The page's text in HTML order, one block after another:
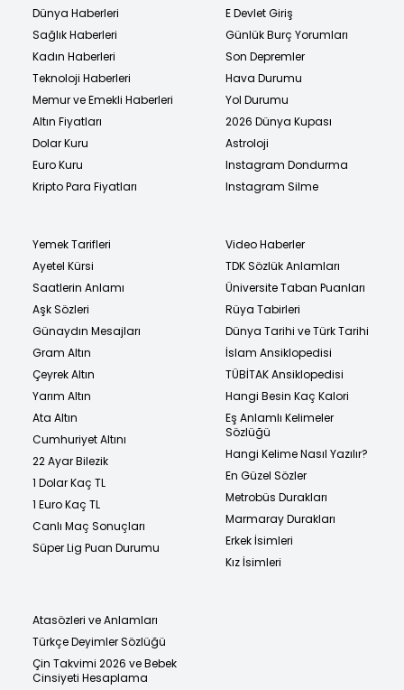
Dünya Haberleri
Sağlık Haberleri
Kadın Haberleri
Teknoloji Haberleri
Memur ve Emekli Haberleri
Altın Fiyatları
Dolar Kuru
Euro Kuru
Kripto Para Fiyatları
E Devlet Giriş
Günlük Burç Yorumları
Son Depremler
Hava Durumu
Yol Durumu
2026 Dünya Kupası
Astroloji
Instagram Dondurma
Instagram Silme
Yemek Tarifleri
Ayetel Kürsi
Saatlerin Anlamı
Aşk Sözleri
Günaydın Mesajları
Gram Altın
Çeyrek Altın
Yarım Altın
Ata Altın
Cumhuriyet Altını
22 Ayar Bilezik
1 Dolar Kaç TL
1 Euro Kaç TL
Canlı Maç Sonuçları
Süper Lig Puan Durumu
Video Haberler
TDK Sözlük Anlamları
Üniversite Taban Puanları
Rüya Tabirleri
Dünya Tarihi ve Türk Tarihi
İslam Ansiklopedisi
TÜBİTAK Ansiklopedisi
Hangi Besin Kaç Kalori
Eş Anlamlı Kelimeler
Sözlüğü
Hangi Kelime Nasıl Yazılır?
En Güzel Sözler
Metrobüs Durakları
Marmaray Durakları
Erkek İsimleri
Kız İsimleri
Atasözleri ve Anlamları
Türkçe Deyimler Sözlüğü
Çin Takvimi 2026 ve Bebek
Cinsiyeti Hesaplama